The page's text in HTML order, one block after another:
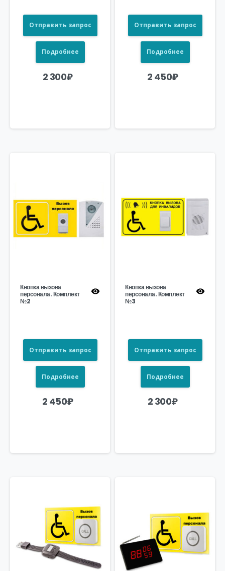
Отправить запрос
Подробнее
2 300₽
Отправить запрос
Подробнее
2 450₽
Кнопка вызова
персонала. Комплект
№2
Отправить запрос
Подробнее
2 450₽
Кнопка вызова
персонала. Комплект
№3
Отправить запрос
Подробнее
2 300₽